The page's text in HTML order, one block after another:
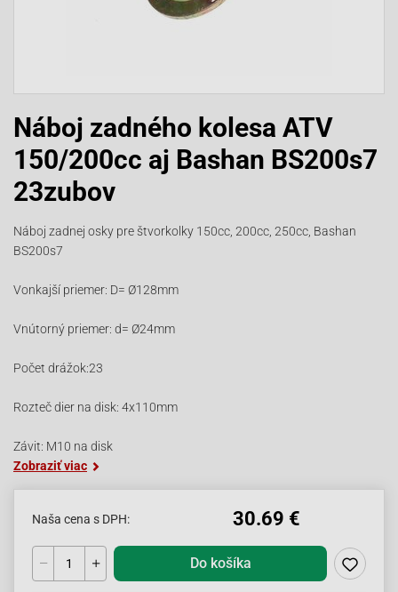
Náboj zadného kolesa ATV
150/200cc aj Bashan BS200s7
23zubov
Náboj zadnej osky pre štvorkolky 150cc, 200cc, 250cc, Bashan
BS200s7
Vonkajší priemer: D= Ø128mm
Vnútorný priemer: d= Ø24mm
Počet drážok:23
Rozteč dier na disk: 4x110mm
Závit: M10 na disk
Zobraziť viac
Naša cena s DPH: 30.69 €
Do košíka